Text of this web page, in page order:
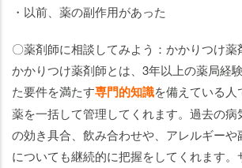
・以前、薬の副作用があった
〇薬剤師に相談してみよう：かかりつけ薬
かかりつけ薬剤師とは、3年以上の薬局経
た要件を満たす専門的知識を備えている
薬を一括して管理してくれます。過去の
の効き具合、飲み合わせや、アレルギー
についても継続的に把握をしてくれます